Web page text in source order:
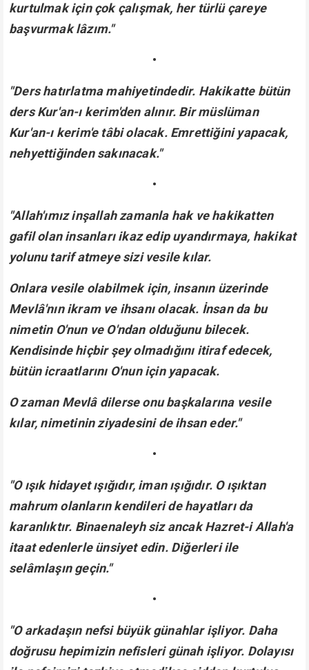
kurtulmak için çok çalışmak, her türlü çareye
başvurmak lâzım."
•
"Ders hatırlatma mahiyetindedir. Hakikatte bütün
ders Kur'an-ı kerim'den alınır. Bir müslüman
Kur'an-ı kerim'e tâbi olacak. Emrettiğini yapacak,
nehyettiğinden sakınacak."
•
"Allah'ımız inşallah zamanla hak ve hakikatten
gafil olan insanları ikaz edip uyandırmaya, hakikat
yolunu tarif atmeye sizi vesile kılar.
Onlara vesile olabilmek için, insanın üzerinde
Mevlâ'nın ikram ve ihsanı olacak. İnsan da bu
nimetin O'nun ve O'ndan olduğunu bilecek.
Kendisinde hiçbir şey olmadığını itiraf edecek,
bütün icraatlarını O'nun için yapacak.
O zaman Mevlâ dilerse onu başkalarına vesile
kılar, nimetinin ziyadesini de ihsan eder."
•
"O ışık hidayet ışığıdır, iman ışığıdır. O ışıktan
mahrum olanların kendileri de hayatları da
karanlıktır. Binaenaleyh siz ancak Hazret-i Allah'a
itaat edenlerle ünsiyet edin. Diğerleri ile
selâmlaşın geçin."
•
"O arkadaşın nefsi büyük günahlar işliyor. Daha
doğrusu hepimizin nefisleri günah işliyor. Dolayısı